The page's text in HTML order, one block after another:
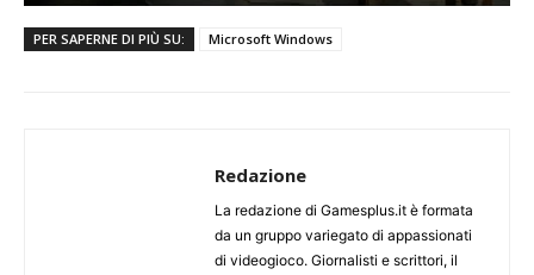
PER SAPERNE DI PIÙ SU: Microsoft Windows
Redazione
La redazione di Gamesplus.it è formata
da un gruppo variegato di appassionati
di videogioco. Giornalisti e scrittori, il